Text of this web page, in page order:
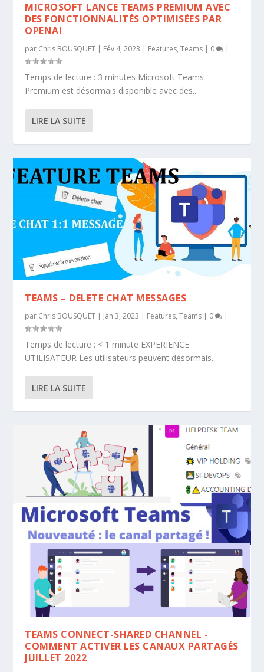
MICROSOFT LANCE TEAMS PREMIUM AVEC
DES FONCTIONNALITÉS OPTIMISÉES PAR
OPENAI
par Chris BOUSQUET | Fév 4, 2023 | Features,Teams | 0 |
Temps de lecture : 3 minutes Microsoft Teams
Premium est désormais disponible avec des...
LIRE LA SUITE
TEAMS – DELETE CHAT MESSAGES
par Chris BOUSQUET | Jan 3, 2023 | Features,Teams | 0 |
Temps de lecture : < 1 minute EXPERIENCE
UTILISATEUR Les utilisateurs peuvent désormais...
LIRE LA SUITE
TEAMS CONNECT-SHARED CHANNEL -
COMMENT ACTIVER LES CANAUX PARTAGÉS
JUILLET 2022